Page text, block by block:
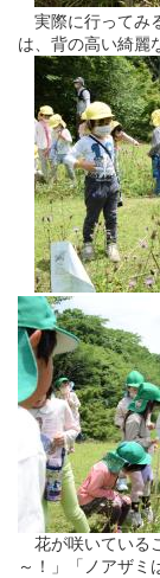
実際に行ってみ
は、背の高い綺麗
花が咲いている
～！」「ノアザミ